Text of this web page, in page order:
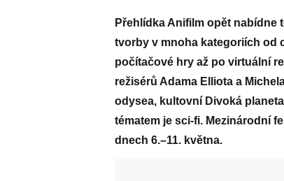
Přehlídka Anifilm opět
tvorby v mnoha kategoriích od
počítačové hry až po virtuální
režisérů Adama Elliota a
odysea, kultovní Divoká
tématem je sci-fi. Mezinárodní
dnech 6.–11. května.